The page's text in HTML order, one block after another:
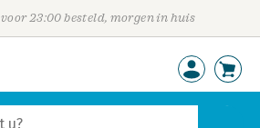
23:00 besteld, morgen in huis